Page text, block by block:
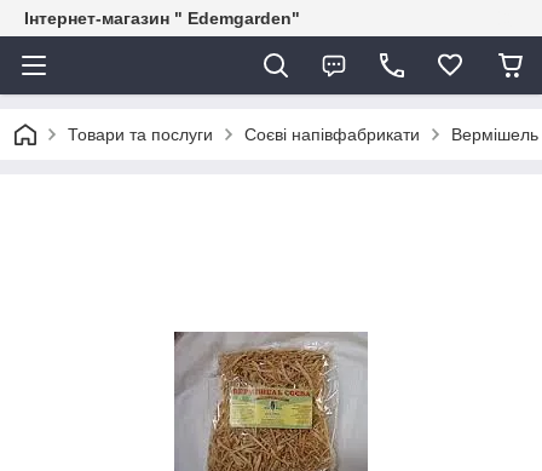
Інтернет-магазин " Edemgarden"
Товари та послуги Соєві напівфабрикати Вермішель